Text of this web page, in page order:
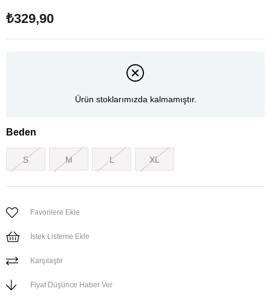
₺329,90
Ürün stoklarımızda kalmamıştır.
Beden
S M L XL
Favorilere Ekle
İstek Listeme Ekle
Karşılaştır
Fiyat Düşünce Haber Ver